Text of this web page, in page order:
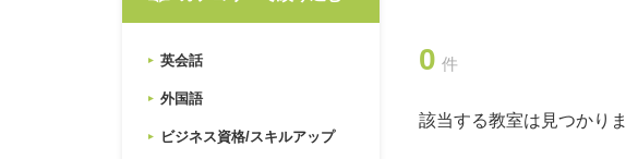
英会話
外国語
ビジネス資格/スキルアップ
0 件
該当する教室は見つかり